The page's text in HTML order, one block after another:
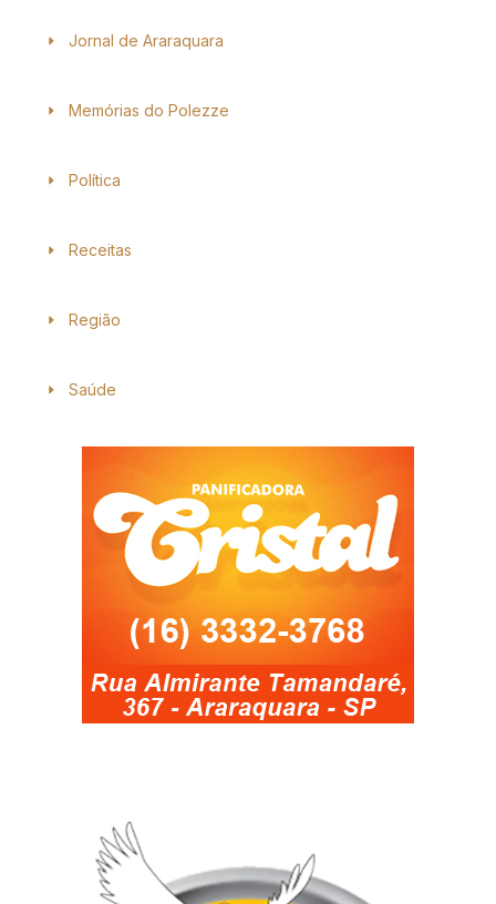
Jornal de Araraquara
Memórias do Polezze
Política
Receitas
Região
Saúde